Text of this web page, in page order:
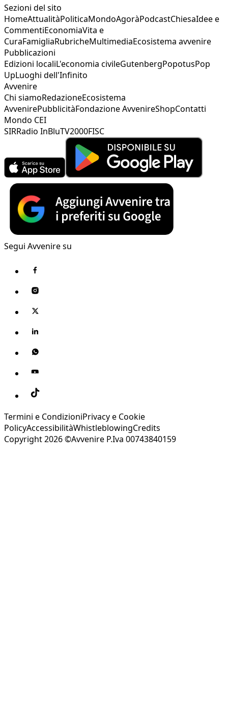
Sezioni del sito
HomeAttualitàPoliticaMondoAgoràPodcastChiesaIdee e
CommentiEconomiaVita e
CuraFamigliaRubricheMultimediaEcosistema avvenire
Pubblicazioni
Edizioni localiL'economia civileGutenbergPopotusPop
UpLuoghi dell'Infinito
Avvenire
Chi siamoRedazioneEcosistema
AvvenirePubblicitàFondazione AvvenireShopContatti
Mondo CEI
SIRRadio InBluTV2000FISC
Segui Avvenire su
Termini e CondizioniPrivacy e Cookie
PolicyAccessibilitàWhistleblowingCredits
Copyright 2026 ©Avvenire P.Iva 00743840159